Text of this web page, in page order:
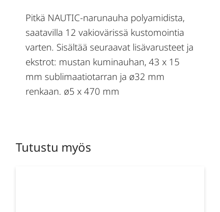
Pitkä NAUTIC-narunauha polyamidista,
saatavilla 12 vakiovärissä kustomointia
varten. Sisältää seuraavat lisävarusteet ja
ekstrot: mustan kuminauhan, 43 x 15
mm sublimaatiotarran ja ø32 mm
renkaan. ø5 x 470 mm
Tutustu myös